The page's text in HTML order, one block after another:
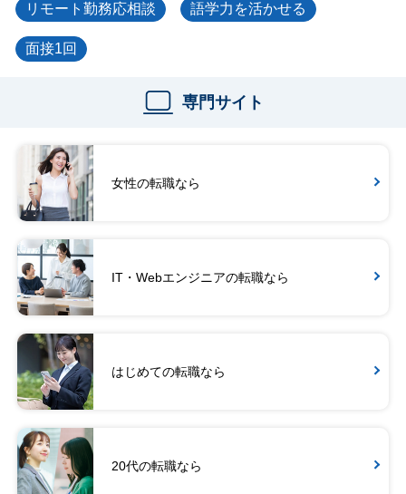
リモート勤務応相談 語学力を活かせる
面接1回
専門サイト
女性の転職なら
IT・Webエンジニアの転職なら
はじめての転職なら
20代の転職なら